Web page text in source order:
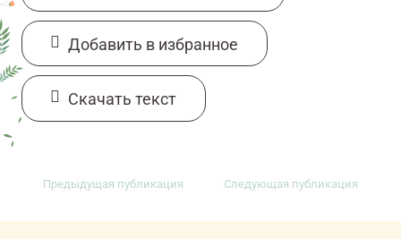
Добавить в избранное
Cкачать текст
Предыдущая публикация Следующая публикация